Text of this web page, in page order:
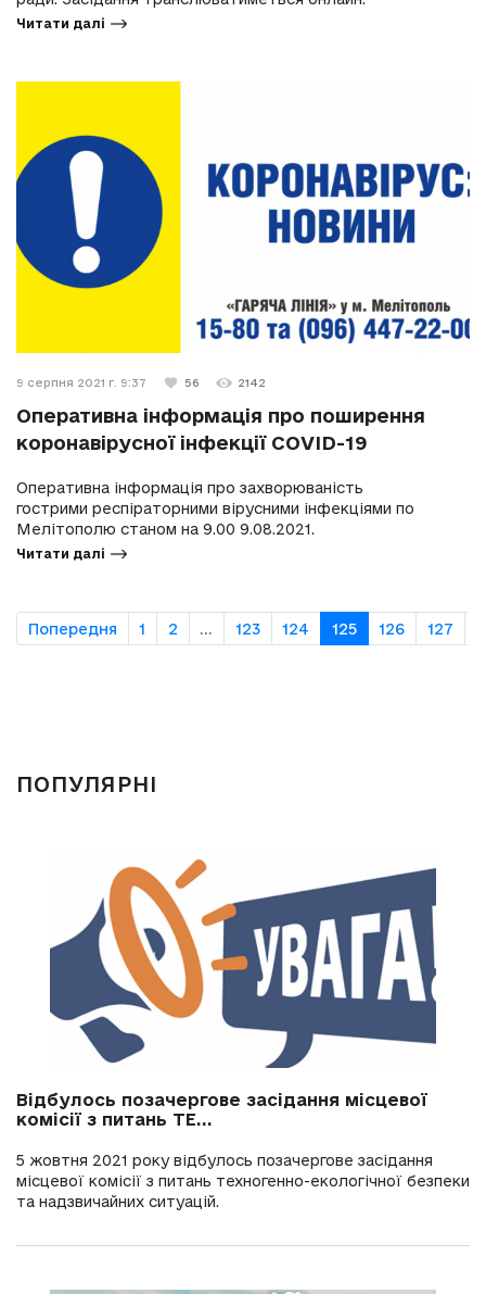
Читати далі
9 серпня 2021 г. 9:37 56 2142
Оперативна інформація про поширення
коронавірусної інфекції COVID-19
Оперативна інформація про захворюваність
гострими респіраторними вірусними інфекціями по
Мелітополю станом на 9.00 9.08.2021.
Читати далі
Попередня 1 2 ... 123 124 125 126 127
ПОПУЛЯРНІ
Відбулось позачергове засідання місцевої
комісії з питань ТЕ...
5 жовтня 2021 року відбулось позачергове засідання
місцевої комісії з питань техногенно-екологічної безпеки
та надзвичайних ситуацій.